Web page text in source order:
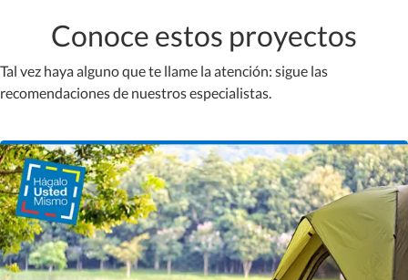
Conoce estos proyectos
Tal vez haya alguno que te llame la atención: sigue las
recomendaciones de nuestros especialistas.